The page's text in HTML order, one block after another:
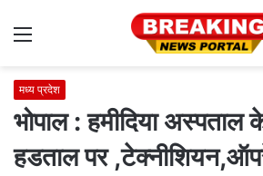
Menu
मध्य प्रदेश
भोपाल : हमीदिया अस्पताल
हडताल पर